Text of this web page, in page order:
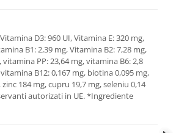
D3: 960 UI, Vitamina E: 320 mg,
B1: 2,39 mg, Vitamina B2: 7,28 mg,
PP: 23,64 mg, vitamina B6: 2,8
B12: 0,167 mg, biotina 0,095 mg,
184 mg, cupru 19,7 mg, seleniu 0,14
autorizati in UE. *Ingrediente